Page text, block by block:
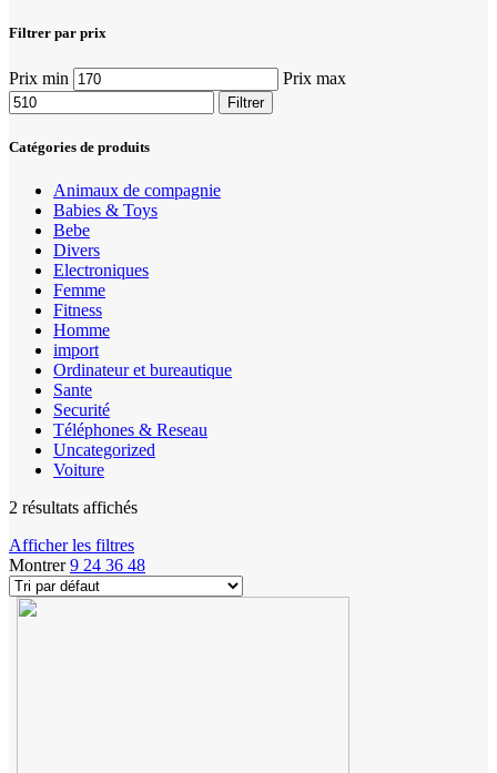
Filtrer par prix
Prix min Prix max
Filtrer
Catégories de produits
Animaux de compagnie
Babies & Toys
Bebe
Divers
Electroniques
Femme
Fitness
Homme
import
Ordinateur et bureautique
Sante
Securité
Téléphones & Reseau
Uncategorized
Voiture
2 résultats affichés
Afficher les filtres
Montrer9 24 36 48